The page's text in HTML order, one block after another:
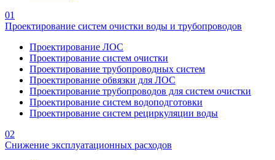
01
Проектирование систем очистки воды и трубопроводов
Проектирование ЛОС
Проектирование систем очистки
Проектирование трубопроводных систем
Проектирование обвязки для ЛОС
Проектирование трубопроводов для систем очистки
Проектирование систем водоподготовки
Проектирование систем рециркуляции воды
02
Снижение эксплуатационных расходов